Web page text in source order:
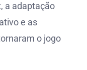
a adaptação
e as
o jogo